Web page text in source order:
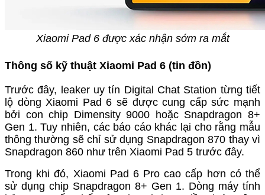
Xiaomi Pad 6 được xác nhận sớm ra mắt
Thông số kỹ thuật Xiaomi Pad 6 (tin đồn)
Trước đây, leaker uy tín Digital Chat Station từng tiết
lộ dòng Xiaomi Pad 6 sẽ được cung cấp sức mạnh
bởi con chip Dimensity 9000 hoặc Snapdragon 8+
Gen 1. Tuy nhiên, các báo cáo khác lại cho rằng mẫu
thông thường sẽ chỉ sử dụng Snapdragon 870 thay vì
Snapdragon 860 như trên Xiaomi Pad 5 trước đây.
Trong khi đó, Xiaomi Pad 6 Pro cao cấp hơn có thể
sử dụng chip Snapdragon 8+ Gen 1. Dòng máy tính